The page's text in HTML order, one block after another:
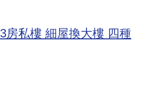
房私樓 細屋換大樓 四種